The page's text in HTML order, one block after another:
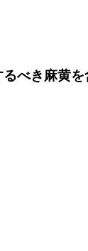
べき麻黄